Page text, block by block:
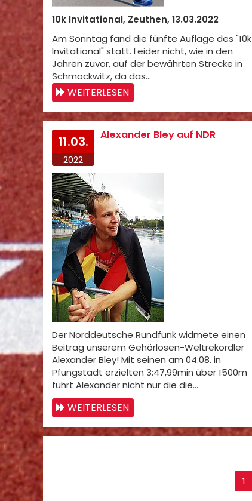
10k Invitational, Zeuthen, 13.03.2022
Am Sonntag fand die fünfte Auflage des "10k
Invitational" statt. Leider nicht, wie in den
Jahren zuvor, auf der bewährten Strecke in
Schmöckwitz, da das…
WEITERLESEN
11.03.
2022
Alexander Bley auf NDR
Der Norddeutsche Rundfunk widmete einen
Beitrag unserem Gehörlosen-Weltrekordler
Alexander Bley! Mit seinen am 04.08. in
Pfungstadt erzielten 3:47,99min über 1500m
führt Alexander nicht nur die die…
WEITERLESEN
1